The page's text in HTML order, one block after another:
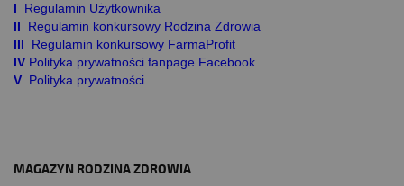
I Regulamin Użytkownika
II
Regulamin konkursowy Rodzina Zdrowia
III
Regulamin konkursowy FarmaProfit
IV Polityka prywatności fanpage Facebook
V Polityka prywatności
MAGAZYN RODZINA ZDROWIA